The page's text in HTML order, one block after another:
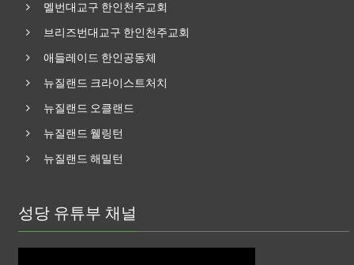
멜번대교구 한인천주교회
브리즈번대교구 한인천주교회
애들레이드 한인공동체
뉴질랜드 크라이스트처치
뉴질랜드 오클랜드
뉴질랜드 웰링턴
뉴질랜드 해밀턴
성당 유튜부 채널